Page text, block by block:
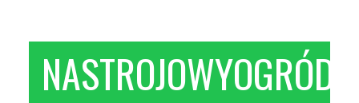
NASTROJOWYOGRÓD